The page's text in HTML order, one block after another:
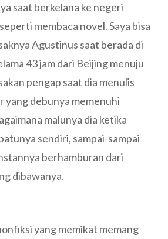
saat berkelana ke negeri
membaca novel. Saya bisa
Agustinus saat berada di
43 jam dari Beijing menuju
pengap saat dia menulis
yang debunya memenuhi
malunya dia ketika
sendiri, sampai-sampai
berhamburan dari
dibawanya.
yang memikat memang